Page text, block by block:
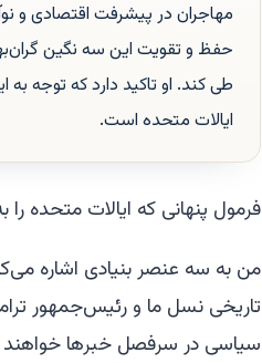
مهاجران در پیشرفت اقتصادی و
حفظ و تقویت این سه نگین
طی کند. او تاکید دارد که توجه
ایالات متحده است.
فرمول پنهانی که ایالات متحده
من به سه عنصر بنیادی اشاره
تاریخی نسل ما و رئیس‌جمهور
سیاسی در سرفصل خبرها خواهند